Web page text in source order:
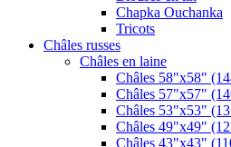
Chapka Ouchanka
Tricots
Châles russes
Châles en laine
Châles 58"x58"
Châles 57"x57"
Châles 53"x53"
Châles 49"x49"
Châles 43"x43"